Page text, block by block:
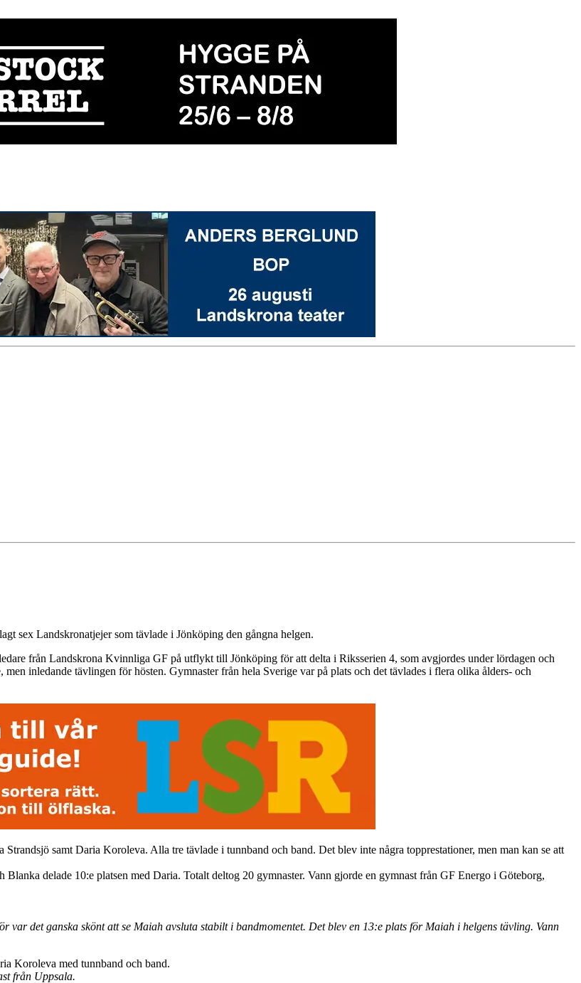
sex Landskronatjejer som tävlade i Jönköping den gångna helgen.
från Landskrona Kvinnliga GF på utflykt till Jönköping för att delta i Riksserien 4, som avgjordes under lördagen och
inledande tävlingen för hösten. Gymnaster från hela Sverige var på plats och det tävlades i flera olika ålders- och
samt Daria Koroleva. Alla tre tävlade i tunnband och band. Det blev inte några topprestationer, men man kan se att
delade 10:e platsen med Daria. Totalt deltog 20 gymnaster. Vann gjorde en gymnast från GF Energo i Göteborg,
det ganska skönt att se Maiah avsluta stabilt i bandmomentet. Det blev en 13:e plats för Maiah i helgens tävling. Vann
Koroleva med tunnband och band.
från Uppsala.